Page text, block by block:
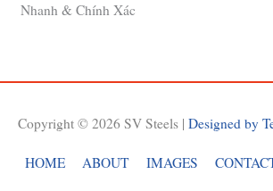
Nhanh & Chính Xác
Copyright © 2026 SV Steels | Designed by
HOME ABOUT IMAGES